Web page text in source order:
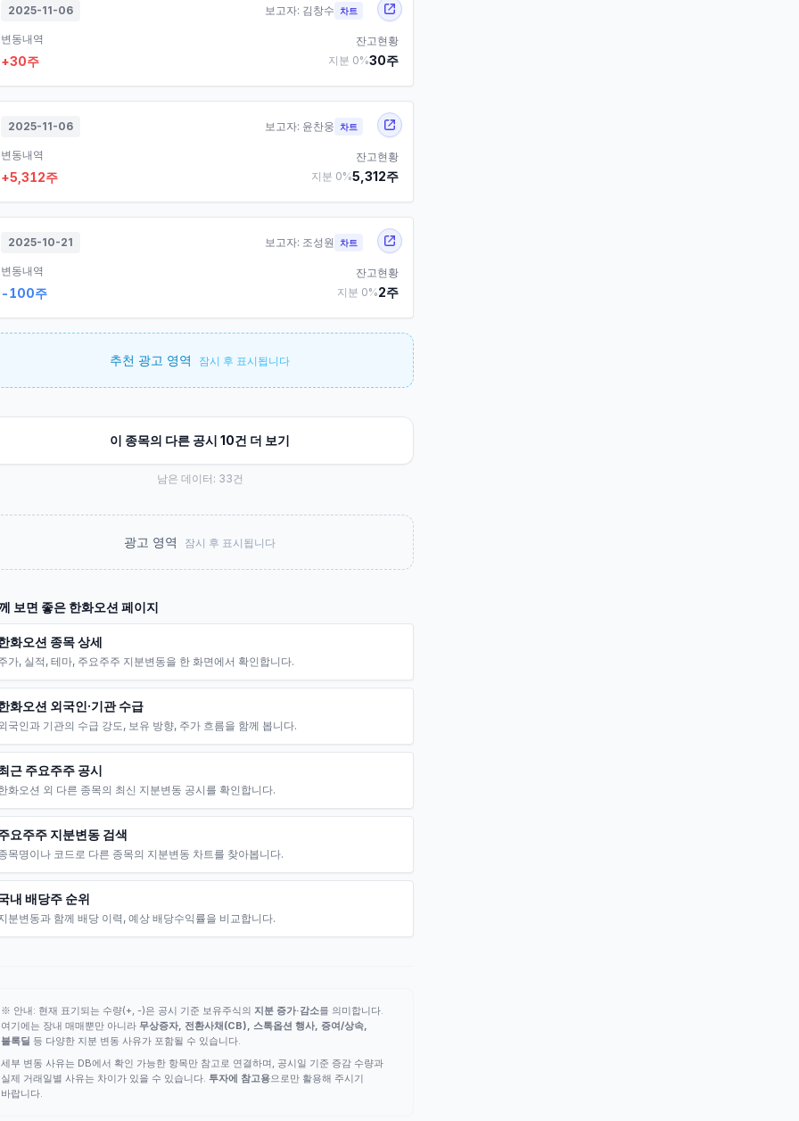
2025-11-06 보고자: 김창수 차트
변동내역
+30주
잔고현황
지분 0%30주
2025-11-06 보고자: 윤찬웅 차트
변동내역
+5,312주
잔고현황
지분 0%5,312주
2025-10-21 보고자: 조성원 차트
변동내역
-100주
잔고현황
지분 0%2주
추천 광고 영역 잠시 후 표시됩니다
이 종목의 다른 공시 10건 더 보기
남은 데이터: 33건
광고 영역 잠시 후 표시됩니다
보면 좋은 한화오션 페이지
화오션 종목 상세
가, 실적, 테마, 주요주주 지분변동을 한 화면에서 확인합니다.
화오션 외국인·기관 수급
국인과 기관의 수급 강도, 보유 방향, 주가 흐름을 함께 봅니다.
근 주요주주 공시
화오션 외 다른 종목의 최신 지분변동 공시를 확인합니다.
요주주 지분변동 검색
목명이나 코드로 다른 종목의 지분변동 차트를 찾아봅니다.
내 배당주 순위
분변동과 함께 배당 이력, 예상 배당수익률을 비교합니다.
※ 안내: 현재 표기되는 수량(+, -)은 공시 기준 보유주식의 지분 증가·감소를 의미합니다.
여기에는 장내 매매뿐만 아니라 무상증자, 전환사채(CB), 스톡옵션 행사, 증여/상속,
블록딜 등 다양한 지분 변동 사유가 포함될 수 있습니다.
세부 변동 사유는 DB에서 확인 가능한 항목만 참고로 연결하며, 공시일 기준 증감 수량과
실제 거래일별 사유는 차이가 있을 수 있습니다. 투자에 참고용으로만 활용해 주시기
바랍니다.